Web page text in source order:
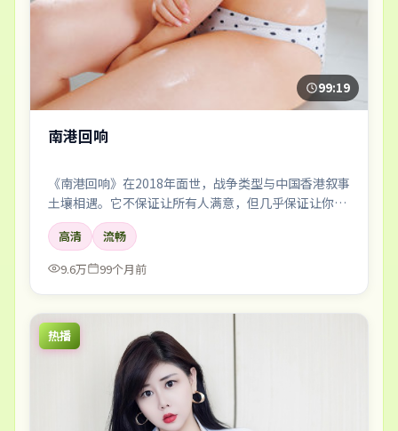
99:19
南港回响
《南港回响》在2018年面世，战争类型与中国香港叙事
土壤相遇。它不保证让所有人满意，但几乎保证让你记
住一两个镜头、一两句对白，以及散场后心里那点挥之
不去的回声。
高清
流畅
9.6万
99个月前
热播